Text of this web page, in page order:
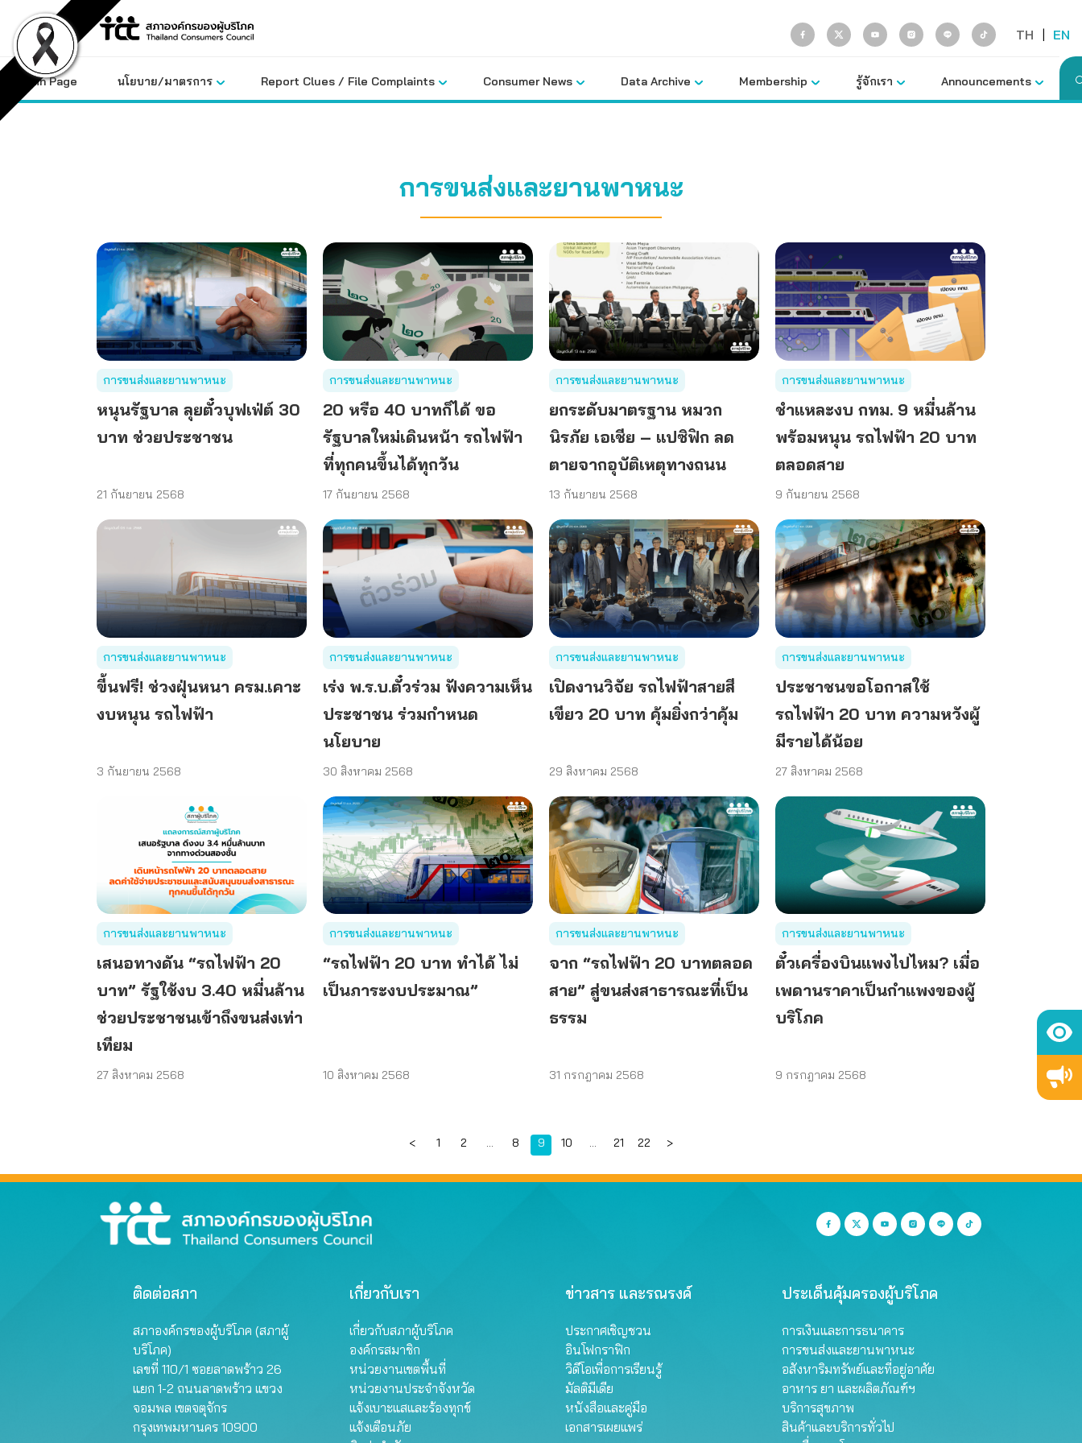
content
TH | EN
Main Page นโยบาย/มาตรการ Report Clues / File Complaints Consumer News Data Archive Membership รู้จักเรา Announcements
การขนส่งและยานพาหนะ
การขนส่งและยานพาหนะ
หนุนรัฐบาล ลุยตั๋วบุฟเฟ่ต์ 30
บาท ช่วยประชาชน
21 กันยายน 2568
การขนส่งและยานพาหนะ
20 หรือ 40 บาทก็ได้ ขอ
รัฐบาลใหม่เดินหน้า รถไฟฟ้า
ที่ทุกคนขึ้นได้ทุกวัน
17 กันยายน 2568
การขนส่งและยานพาหนะ
ยกระดับมาตรฐาน หมวก
นิรภัย เอเชีย – แปซิฟิก ลด
ตายจากอุบัติเหตุทางถนน
13 กันยายน 2568
การขนส่งและยานพาหนะ
ชำแหละงบ กทม. 9 หมื่นล้าน
พร้อมหนุน รถไฟฟ้า 20 บาท
ตลอดสาย
9 กันยายน 2568
การขนส่งและยานพาหนะ
ขี้นฟรี! ช่วงฝุ่นหนา ครม.เคาะ
งบหนุน รถไฟฟ้า
3 กันยายน 2568
การขนส่งและยานพาหนะ
เร่ง พ.ร.บ.ตั๋วร่วม ฟังความเห็น
ประชาชน ร่วมกำหนด
นโยบาย
30 สิงหาคม 2568
การขนส่งและยานพาหนะ
เปิดงานวิจัย รถไฟฟ้าสายสี
เขียว 20 บาท คุ้มยิ่งกว่าคุ้ม
29 สิงหาคม 2568
การขนส่งและยานพาหนะ
ประชาชนขอโอกาสใช้
รถไฟฟ้า 20 บาท ความหวังผู้
มีรายได้น้อย
27 สิงหาคม 2568
การขนส่งและยานพาหนะ
เสนอทางดัน “รถไฟฟ้า 20
บาท” รัฐใช้งบ 3.40 หมื่นล้าน
ช่วยประชาชนเข้าถึงขนส่งเท่า
เทียม
27 สิงหาคม 2568
การขนส่งและยานพาหนะ
“รถไฟฟ้า 20 บาท ทำได้ ไม่
เป็นภาระงบประมาณ”
10 สิงหาคม 2568
การขนส่งและยานพาหนะ
จาก “รถไฟฟ้า 20 บาทตลอด
สาย” สู่ขนส่งสาธารณะที่เป็น
ธรรม
31 กรกฎาคม 2568
การขนส่งและยานพาหนะ
ตั๋วเครื่องบินแพงไปไหม? เมื่อ
เพดานราคาเป็นกำแพงของผู้
บริโภค
9 กรกฎาคม 2568
< Page
1 Page
2 … Page
8 Page
9 Page
10 … Page
21 Page
22 >
ติดต่อสภา
สภาองค์กรของผู้บริโภค (สภาผู้
บริโภค)
เลขที่ 110/1 ซอยลาดพร้าว 26
แยก 1-2 ถนนลาดพร้าว แขวง
จอมพล เขตจตุจักร
กรุงเทพมหานคร 10900
เกี่ยวกับเรา
เกี่ยวกับสภาผู้บริโภค
องค์กรสมาชิก
หน่วยงานเขตพื้นที่
หน่วยงานประจำจังหวัด
แจ้งเบาะแสและร้องทุกข์
แจ้งเตือนภัย
ข่าวสาร และรณรงค์
ประกาศเชิญชวน
อินโฟกราฟิก
วิดีโอเพื่อการเรียนรู้
มัลติมีเดีย
หนังสือและคู่มือ
เอกสารเผยแพร่
ประเด็นคุ้มครองผู้บริโภค
การเงินและการธนาคาร
การขนส่งและยานพาหนะ
อสังหาริมทรัพย์และที่อยู่อาศัย
อาหาร ยา และผลิตภัณฑ์ฯ
บริการสุขภาพ
สินค้าและบริการทั่วไป